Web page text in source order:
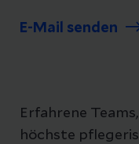
E-Mail senden
Erfahrene
höchste